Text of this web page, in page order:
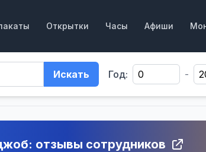
Открытки Часы Афиши
Искать Год: -
отзывы сотрудников